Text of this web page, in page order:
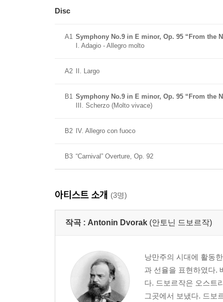
Disc
A1 Symphony No.9 in E minor, Op. 95 “From the
I. Adagio - Allegro molto
A2 II. Largo
B1 Symphony No.9 in E minor, Op. 95 “From the
III. Scherzo (Molto vivace)
B2 IV. Allegro con fuoco
B3 “Carnival” Overture, Op. 92
아티스트 소개 (3명)
작곡 : Antonin Dvorak (안토닌 드보르작)
낭만주의 시대에 활동
과 선율을 표현하였다.
다. 드보르작은 오스트
그곳에서 보냈다. 드보